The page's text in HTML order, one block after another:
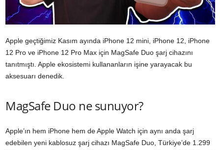
Apple geçtiğimiz Kasım ayında iPhone 12 mini, iPhone 12, iPhone
12 Pro ve iPhone 12 Pro Max için MagSafe Duo şarj cihazını
tanıtmıştı. Apple ekosistemi kullananların işine yarayacak bu
aksesuarı denedik.
MagSafe Duo ne sunuyor?
Apple’ın hem iPhone hem de Apple Watch için aynı anda şarj
edebilen yeni kablosuz şarj cihazı MagSafe Duo, Türkiye’de 1.299